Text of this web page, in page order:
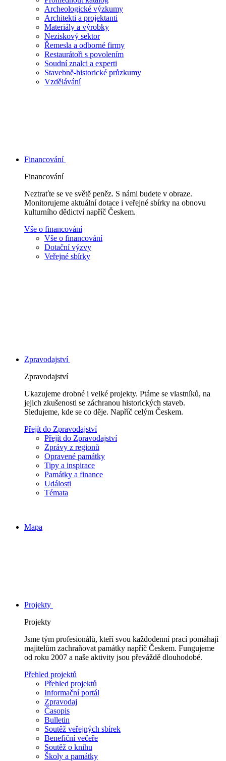
Archeologické výzkumy
Architekti a projektanti
Materiály a výrobky
Neziskový sektor
Řemesla a odborné firmy
Restaurátoři s povolením
Soudní znalci a experti
Stavebně-historické průzkumy
Vzdělávání
Financování
Financování
Neztraťte se ve světě peněz. S námi budete v obraze.
Monitorujeme aktuální dotace i veřejné sbírky na obnovu
kulturního dědictví napříč Českem.
Vše o financování
Vše o financování
Dotační výzvy
Veřejné sbírky
Zpravodajství
Zpravodajství
Ukazujeme drobné i velké projekty. Ptáme se vlastníků, na
jejich zkušenosti se záchranou historických staveb.
Sledujeme, kde se co děje. Napříč celým Českem.
Přejít do Zpravodajství
Přejít do Zpravodajství
Zprávy z regionů
Opravené památky
Tipy a inspirace
Památky a finance
Události
Témata
Mapa
Projekty
Projekty
Jsme tým profesionálů, kteří svou každodenní prací pomáhají
majitelům zachraňovat památky napříč Českem. Fungujeme
od roku 2007 a naše aktivity jsou převáždě dlouhodobé.
Přehled projektů
Přehled projektů
Informační portál
Zpravodaj
Časopis
Bulletin
Soutěž veřejných sbírek
Benefiční večeře
Soutěž o knihu
Školy a památky